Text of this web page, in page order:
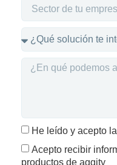
He leído y acepto la
Acepto recibir
productos de aggity